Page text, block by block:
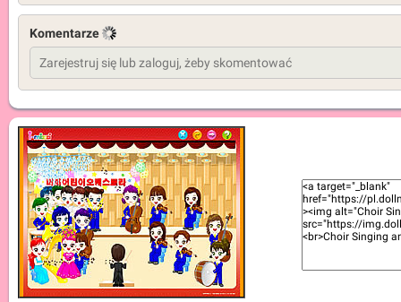
Komentarze